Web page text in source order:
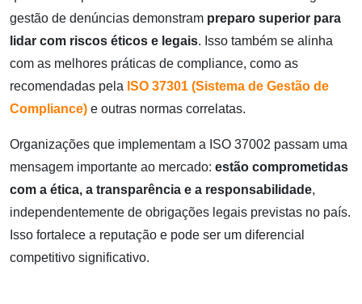
gestão de denúncias demonstram preparo superior para
lidar com riscos éticos e legais. Isso também se alinha
com as melhores práticas de compliance, como as
recomendadas pela ISO 37301 (Sistema de Gestão de
Compliance) e outras normas correlatas.
Organizações que implementam a ISO 37002 passam uma
mensagem importante ao mercado: estão comprometidas
com a ética, a transparência e a responsabilidade,
independentemente de obrigações legais previstas no país.
Isso fortalece a reputação e pode ser um diferencial
competitivo significativo.